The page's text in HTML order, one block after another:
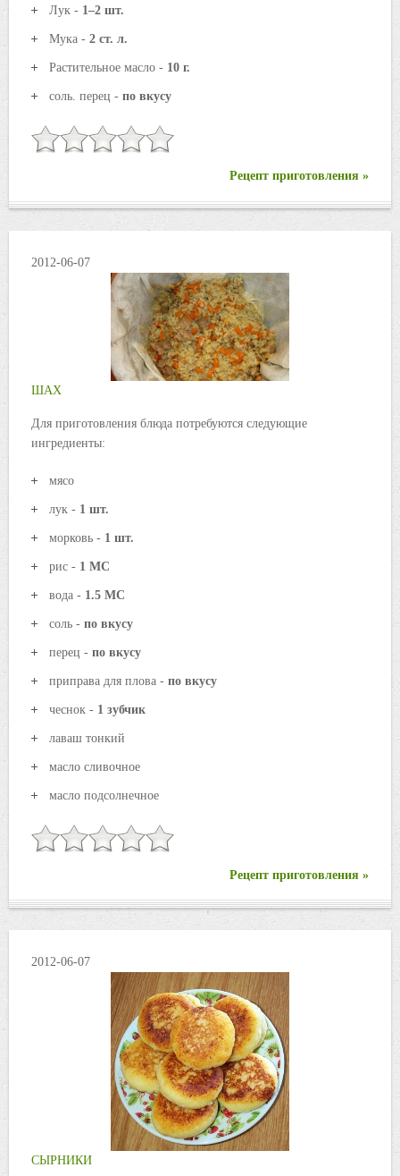
Лук - 1–2 шт.
Мука - 2 ст. л.
Растительное масло - 10 г.
соль. перец - по вкусу
Рецепт приготовления »
2012-06-07
ШАХ
Для приготовления блюда потребуются следующие
ингредиенты:
мясо
лук - 1 шт.
морковь - 1 шт.
рис - 1 МС
вода - 1.5 МС
соль - по вкусу
перец - по вкусу
приправа для плова - по вкусу
чеснок - 1 зубчик
лаваш тонкий
масло сливочное
масло подсолнечное
Рецепт приготовления »
2012-06-07
СЫРНИКИ